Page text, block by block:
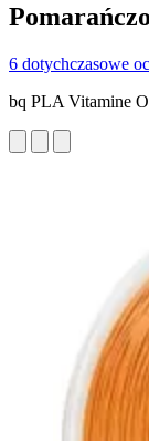
6 dotychczasowe
bq PLA Vitamine